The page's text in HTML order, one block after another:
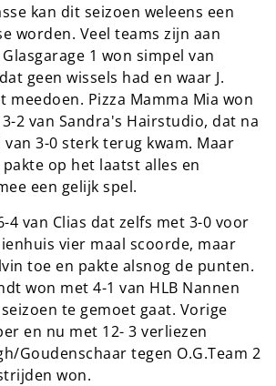
kan dit seizoen weleens een
worden. Veel teams zijn aan
1 won simpel van
geen wissels had en waar J.
meedoen. Pizza Mamma Mia won
2 van Sandra's Hairstudio, dat na
3-0 sterk terug kwam. Maar
op het laatst alles en
een gelijk spel.
4 van Clias dat zelfs met 3-0 voor
vier maal scoorde, maar
toe en pakte alsnog de punten.
won met 4-1 van HLB Nannen
te gemoet gaat. Vorige
en nu met 12- 3 verliezen
Goudenschaar tegen O.G.Team 2
won.